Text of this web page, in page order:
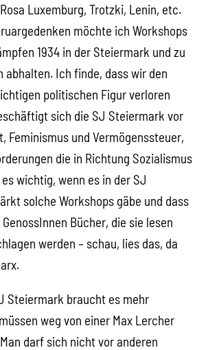
Luxemburg, Trotzki, Lenin, etc.
möchte ich Workshops
1934 in der Steiermark und zu
abhalten. Ich finde, dass wir den
politischen Figur verloren
sich die SJ Steiermark vor
Feminismus und Vermögenssteuer,
die in Richtung Sozialismus
wichtig, wenn es in der SJ
solche Workshops gäbe und dass
Bücher, die sie lesen
werden – schau, lies das, da
Steiermark braucht es mehr
weg von einer Max Lercher
Man darf sich nicht vor anderen